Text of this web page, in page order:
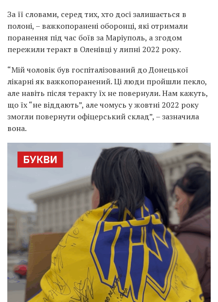
За її словами, серед тих, хто досі залишається в
полоні, – важкопоранені оборонці, які отримали
поранення під час боїв за Маріуполь, а згодом
пережили теракт в Оленівці у липні 2022 року.
“Мій чоловік був госпіталізований до Донецької
лікарні як важкопоранений. Ці люди пройшли пекло,
але навіть після теракту їх не повернули. Нам кажуть,
що їх “не віддають”, але чомусь у жовтні 2022 року
змогли повернути офіцерський склад”, – зазначила
вона.